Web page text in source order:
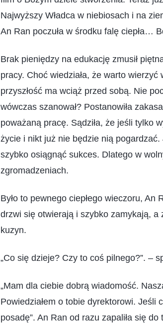
Najwyższy Władca w niebiosach i na
An Ran poczuła w środku falę ciepła…
Brak pieniędzy na edukację zmusił
pracy. Choć wiedziała, że warto wierzyć
przyszłość ma wciąż przed sobą. Nie
wówczas szanował? Postanowiła
poważaną pracę. Sądziła, że jeśli tylko
życie i nikt już nie będzie nią pogardzać.
szybko osiągnąć sukces. Dlatego w
zgromadzeniach.
Było to pewnego ciepłego wieczoru, An
drzwi się otwierają i szybko zamykają, a
kuzyn.
„Co się dzieje? Czy to coś pilnego?”. –
„Mam dla ciebie dobrą wiadomość.
Powiedziałem o tobie dyrektorowi. Jeśli
posadę”. An Ran od razu zapaliła się